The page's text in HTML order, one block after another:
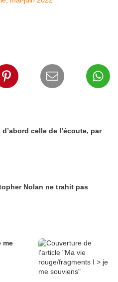
celle de l’écoute, par
Nolan ne trahit pas
me